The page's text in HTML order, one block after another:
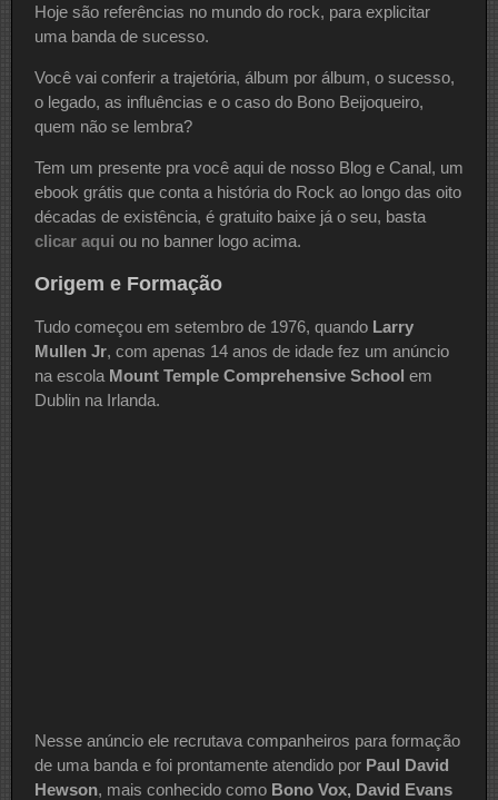
Hoje são referências no mundo do rock, para explicitar
uma banda de sucesso.
Você vai conferir a trajetória, álbum por álbum, o sucesso,
o legado, as influências e o caso do Bono Beijoqueiro,
quem não se lembra?
Tem um presente pra você aqui de nosso Blog e Canal, um
ebook grátis que conta a história do Rock ao longo das oito
décadas de existência, é gratuito baixe já o seu, basta
clicar aqui ou no banner logo acima.
Origem e Formação
Tudo começou em setembro de 1976, quando Larry
Mullen Jr, com apenas 14 anos de idade fez um anúncio
na escola Mount Temple Comprehensive School em
Dublin na Irlanda.
Nesse anúncio ele recrutava companheiros para formação
de uma banda e foi prontamente atendido por Paul David
Hewson, mais conhecido como Bono Vox, David Evans